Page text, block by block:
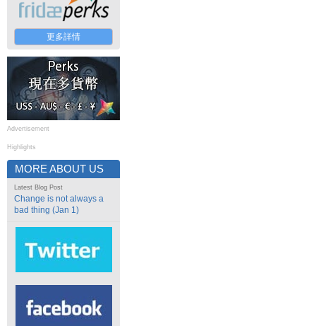
更多詳情
Advertisement
Highlights
MORE ABOUT US
Latest Blog Post
Change is not always a
bad thing (Jan 1)